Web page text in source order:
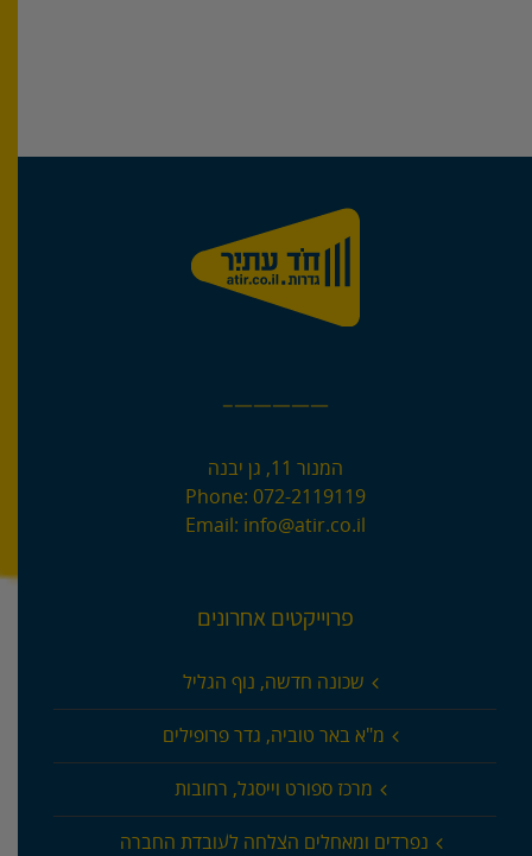
—————–
המנור 11, גן יבנה
Phone: 072-2119119
Email: info@atir.co.il
פרוייקטים אחרונים
שכונה חדשה, נוף הגליל
מ"א באר טוביה, גדר פרופילים
מרכז ספורט וייסגל, רחובות
נפרדים ומאחלים הצלחה לעובדת החברה